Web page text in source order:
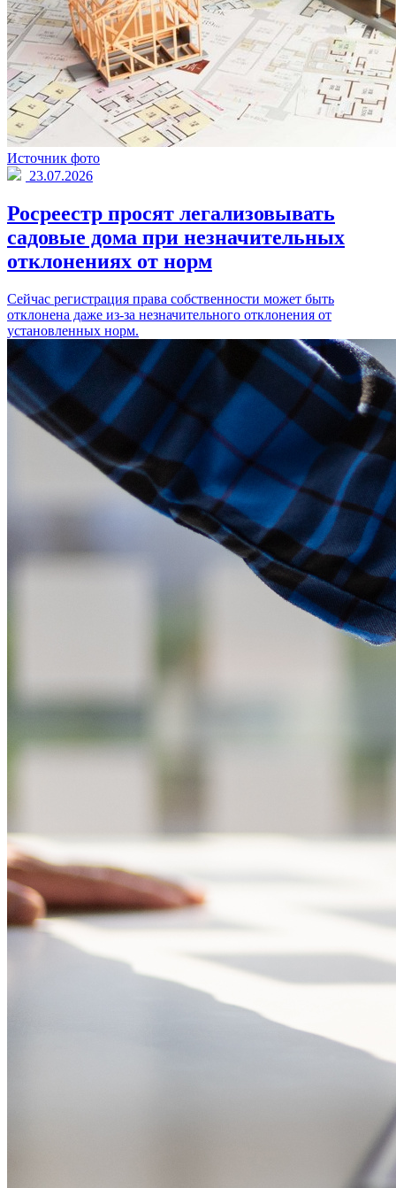
Источник фото
23.07.2026
Росреестр просят легализовывать
садовые дома при незначительных
отклонениях от норм
Сейчас регистрация права собственности может быть
отклонена даже из-за незначительного отклонения от
установленных норм.